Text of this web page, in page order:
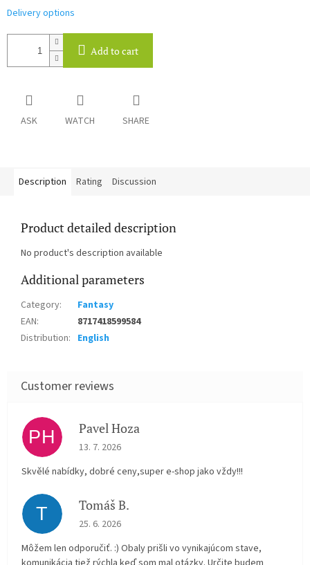
Delivery options
Add to cart
ASK WATCH SHARE
Description Rating Discussion
Product detailed description
No product's description available
Additional parameters
Category:
Fantasy
EAN:
8717418599584
Distribution: English
PH Pavel Hoza
The store rating is 5 out of 5 stars.
13. 7. 2026
Skvělé nabídky, dobré ceny,super e-shop jako vždy!!!
T Tomáš B.
The store rating is 5 out of 5 stars.
25. 6. 2026
Môžem len odporučiť. :) Obaly prišli vo vynikajúcom stave,